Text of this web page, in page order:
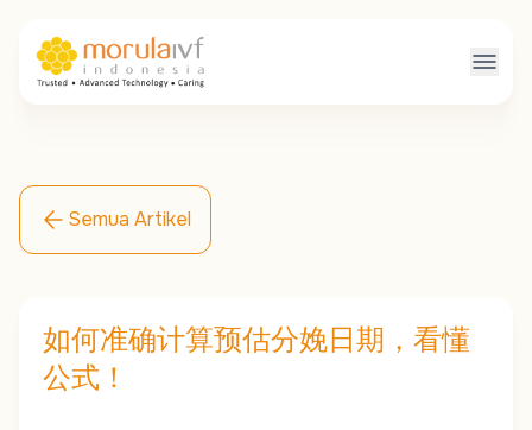
Semua Artikel
如何准确计算预估分娩日期，看懂
公式！